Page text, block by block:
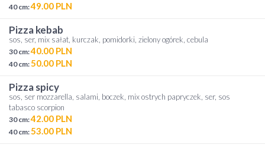
40 cm:49.00 PLN
pizza kebab
sos, ser, mix sałat, kurczak, pomidorki, zielony ogórek, cebula
30 cm:40.00 PLN
40 cm:50.00 PLN
pizza spicy
sos, ser mozzarella, salami, boczek, mix ostrych papryczek, ser, sos
tabasco scorpion
30 cm:42.00 PLN
40 cm:53.00 PLN